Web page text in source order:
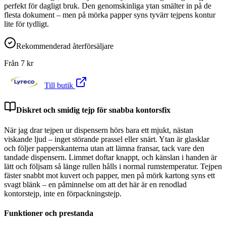
perfekt för dagligt bruk. Den genomskinliga ytan smälter in på de
flesta dokument – men på mörka papper syns tyvärr tejpens kontur
lite för tydligt.
Rekommenderad återförsäljare
Från 7 kr
Till butik
Diskret och smidig tejp för snabba kontorsfix
När jag drar tejpen ur dispensern hörs bara ett mjukt, nästan
viskande ljud – inget störande prassel eller snärt. Ytan är glasklar
och följer papperskanterna utan att lämna fransar, tack vare den
tandade dispensern. Limmet doftar knappt, och känslan i handen är
lätt och följsam så länge rullen hålls i normal rumstemperatur. Tejpen
fäster snabbt mot kuvert och papper, men på mörk kartong syns ett
svagt blänk – en påminnelse om att det här är en renodlad
kontorstejp, inte en förpackningstejp.
Funktioner och prestanda